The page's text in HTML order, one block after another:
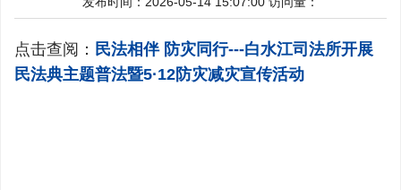
点击查阅： 民法相伴 防灾同行---白水江司法所开展
民法典主题普法暨5·12防灾减灾宣传活动